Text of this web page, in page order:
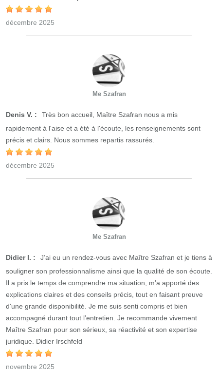
décembre 2025
Me Szafran
Denis V. :
Très bon accueil, Maître Szafran nous a mis
rapidement à l'aise et a été à l'écoute, les renseignements sont
précis et clairs. Nous sommes repartis rassurés.
décembre 2025
Me Szafran
Didier I. :
J’ai eu un rendez-vous avec Maître Szafran et je tiens à
souligner son professionnalisme ainsi que la qualité de son écoute.
Il a pris le temps de comprendre ma situation, m’a apporté des
explications claires et des conseils précis, tout en faisant preuve
d'une grande disponibilité. Je me suis senti compris et bien
accompagné durant tout l’entretien. Je recommande vivement
Maître Szafran pour son sérieux, sa réactivité et son expertise
juridique. Didier Irschfeld
novembre 2025